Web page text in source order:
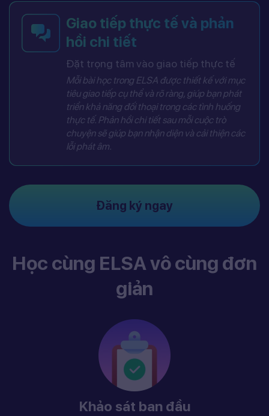
Giao tiếp thực tế và phản
hồi chi tiết
Đặt trọng tâm vào giao tiếp thực tế
Mỗi bài học trong ELSA được thiết kế với mục
tiêu giao tiếp cụ thể và rõ ràng, giúp bạn phát
triển khả năng đối thoại trong các tình huống
thực tế. Phản hồi chi tiết sau mỗi cuộc trò
chuyện sẽ giúp bạn nhận diện và cải thiện các
lỗi phát âm.
Đăng ký ngay
Học cùng ELSA vô cùng đơn
giản
Khảo sát ban đầu